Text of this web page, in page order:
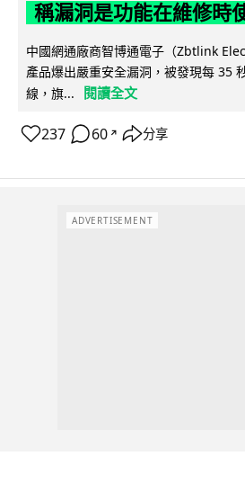
稱漏洞是功能在維修時
中國網通廠商智博通電子（Zbtlink
產品爆出嚴重安全漏洞，被發現每 35
線，旗...
閱讀全文
237 60 ↗ 分享
ADVERTISEMENT